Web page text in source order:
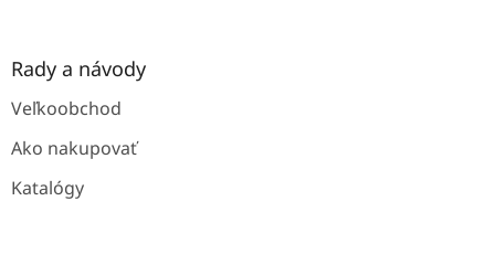
Rady a návody
Veľkoobchod
Ako nakupovať
Katalógy